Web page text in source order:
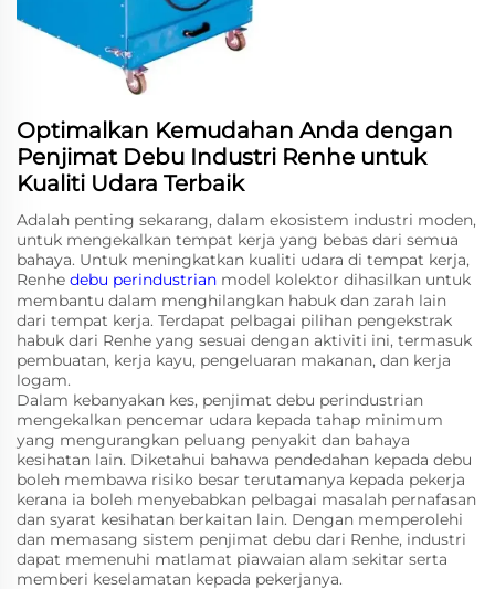
Optimalkan Kemudahan Anda dengan
Penjimat Debu Industri Renhe untuk
Kualiti Udara Terbaik
Adalah penting sekarang, dalam ekosistem industri moden,
untuk mengekalkan tempat kerja yang bebas dari semua
bahaya. Untuk meningkatkan kualiti udara di tempat kerja,
Renhe debu perindustrian model kolektor dihasilkan untuk
membantu dalam menghilangkan habuk dan zarah lain
dari tempat kerja. Terdapat pelbagai pilihan pengekstrak
habuk dari Renhe yang sesuai dengan aktiviti ini, termasuk
pembuatan, kerja kayu, pengeluaran makanan, dan kerja
logam.
Dalam kebanyakan kes, penjimat debu perindustrian
mengekalkan pencemar udara kepada tahap minimum
yang mengurangkan peluang penyakit dan bahaya
kesihatan lain. Diketahui bahawa pendedahan kepada debu
boleh membawa risiko besar terutamanya kepada pekerja
kerana ia boleh menyebabkan pelbagai masalah pernafasan
dan syarat kesihatan berkaitan lain. Dengan memperolehi
dan memasang sistem penjimat debu dari Renhe, industri
dapat memenuhi matlamat piawaian alam sekitar serta
memberi keselamatan kepada pekerjanya.